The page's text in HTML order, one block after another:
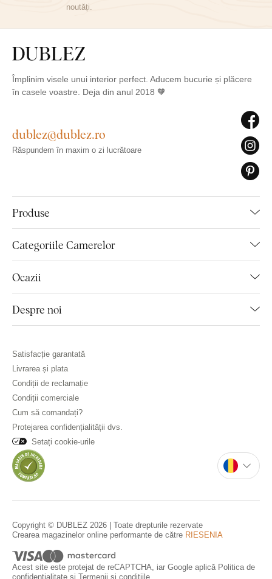
noutăți.
Împlinim visele unui interior perfect. Aducem bucurie și plăcere
în casele voastre. Deja din anul 2018 🧡
Produse
Categoriile Camerelor
Ocazii
Despre noi
dublez@dublez.ro
Răspundem în maxim o zi lucrătoare
Satisfacție garantată
Livrarea și plata
Condiții de reclamație
Condiții comerciale
Cum să comandați?
Protejarea confidențialității dvs.
Setați cookie-urile
Copyright © DUBLEZ 2026 | Toate drepturile rezervate
Crearea magazinelor online performante de către RIESENIA
Acest site este protejat de reCAPTCHA, iar Google aplică Politica de
confidențialitate și Termenii și condițiile